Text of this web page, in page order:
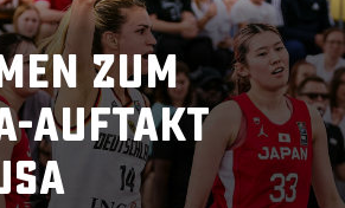
zum
Auftakt